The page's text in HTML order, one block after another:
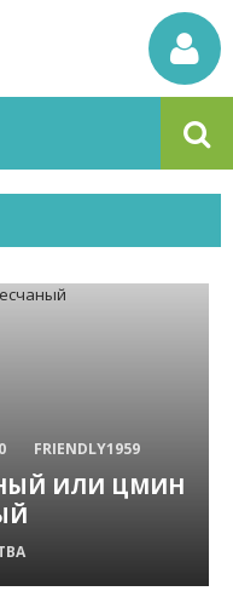
0 FRIENDLY1959
ИЛИ ЦМИН